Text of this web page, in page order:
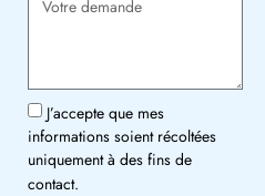
J’accepte que mes
informations soient récoltées
uniquement à des fins de
contact.